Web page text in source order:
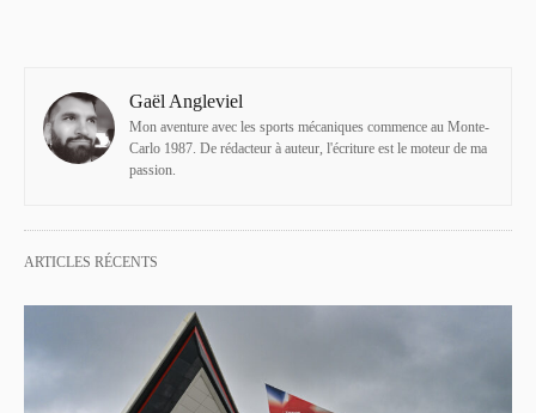
Gaël Angleviel
Mon aventure avec les sports mécaniques commence au Monte-
Carlo 1987. De rédacteur à auteur, l'écriture est le moteur de ma
passion.
ARTICLES RÉCENTS